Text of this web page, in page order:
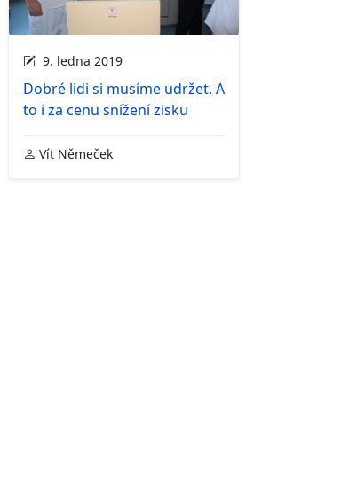
9. ledna 2019
Dobré lidi si musíme udržet. A
to i za cenu snížení zisku
Vít Němeček